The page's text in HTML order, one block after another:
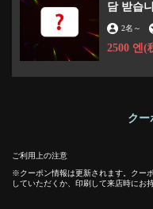
담 받습
2名 ～
2500 엔(
クー
ご利用上の注意
クーポン情報は更新されます。クー
していただくか、印刷して来店時にお